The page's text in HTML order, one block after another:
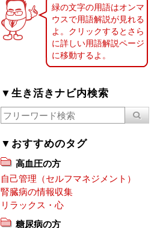
緑の文字の用語はオンマ
ウスで用語解説が見れる
よ。クリックするとさら
に詳しい用語解説ページ
に移動するよ。
▼生き活きナビ内検索
▼おすすめのタグ
高血圧の方
自己管理（セルフマネジメント）
腎臓病の情報収集
リラックス・心
糖尿病の方